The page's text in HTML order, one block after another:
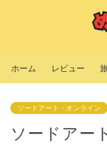
ホーム レビュー 旅
ソードアート・オンライン
ソードアー